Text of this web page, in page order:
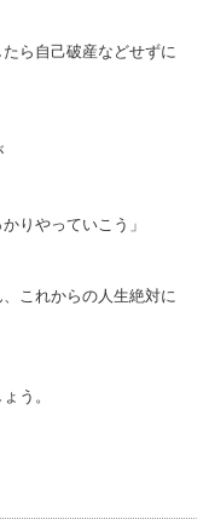
ら自己破産などせずに
りやっていこう」
これからの人生絶対に
う。